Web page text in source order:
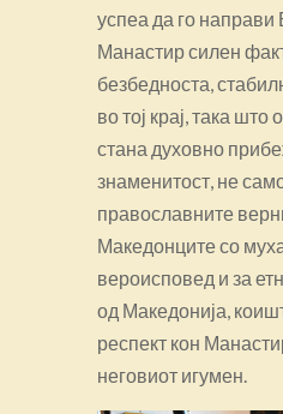
успеа да го направи
Манастир силен
безбедноста,
во тој крај, така
стана духовно
знаменитост, не
православните
Македонците со
вероисповед и за
од Македонија,
респект кон
неговиот игумен.